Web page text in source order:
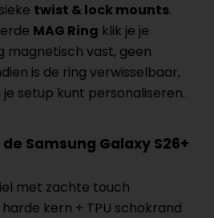
twist & lock mounts.
MAG Ring klik je je
magnetisch vast, geen
is de ring verwisselbaar,
setup kunt personaliseren.
Samsung Galaxy S26+
met zachte touch
kern + TPU schokrand